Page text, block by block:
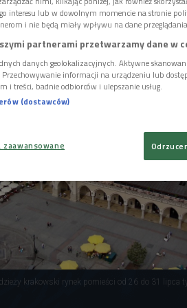
krakowski rynek pomieści od 26 do 31 lipca
interesu lub w dowolnym momencie na stronie
i nie będą miały wpływu na dane
partnerami przetwarzamy dane w
danych geolokalizacyjnych. Aktywne
informacji na urządzeniu lub
i treści, badnie odbiorców i ulepszanie usług.
(dostawców)